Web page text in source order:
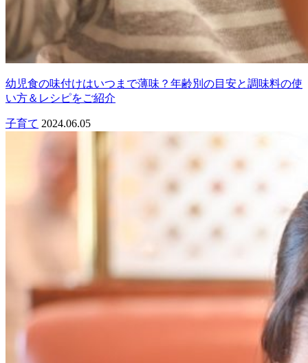
幼児食の味付けはいつまで薄味？年齢別の目安と調味料の使
い方＆レシピをご紹介
子育て 2024.06.05